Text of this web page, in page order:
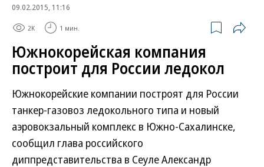
09.02.2015, 11:16
2K 1 мин.
Южнокорейская компания
построит для России ледокол
Южнокорейские компании построят для России
танкер-газовоз ледокольного типа и новый
аэровокзальный комплекс в Южно-Сахалинске,
сообщил глава российского
диппредставительства в Сеуле Александр